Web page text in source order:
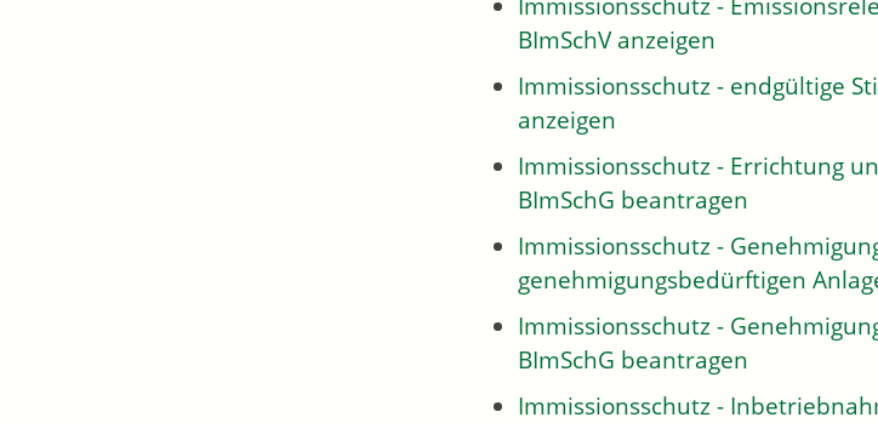
BImSchV anzeigen
Immissionsschutz - endgültige
anzeigen
Immissionsschutz - Errichtung
BImSchG beantragen
Immissionsschutz -
genehmigungsbedürftigen
Immissionsschutz -
BImSchG beantragen
Immissionsschutz -